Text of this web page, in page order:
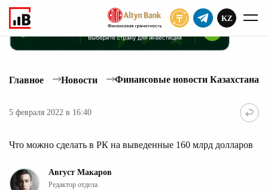
KZ
Главное Новости Финансовые новости Казахстана
5 февраля 2022 в 16:40
Что можно сделать в РК на выведенные 160 млрд долларов
Август Макаров
Редактор отдела